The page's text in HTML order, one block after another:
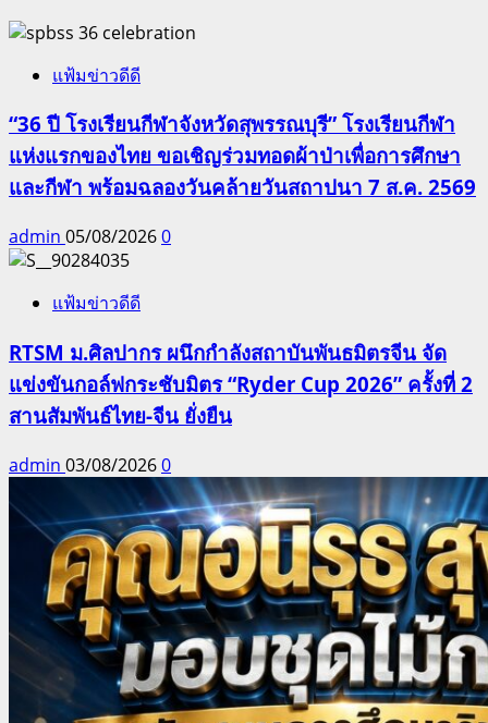
แฟ้มข่าวดีดี
“36 ปี โรงเรียนกีฬาจังหวัดสุพรรณบุรี” โรงเรียนกีฬา
แห่งแรกของไทย ขอเชิญร่วมทอดผ้าป่าเพื่อการศึกษา
และกีฬา พร้อมฉลองวันคล้ายวันสถาปนา 7 ส.ค. 2569
admin 05/08/20260
แฟ้มข่าวดีดี
RTSM ม.ศิลปากร ผนึกกำลังสถาบันพันธมิตรจีน จัด
แข่งขันกอล์ฟกระชับมิตร “Ryder Cup 2026” ครั้งที่ 2
สานสัมพันธ์ไทย-จีน ยั่งยืน
admin 03/08/20260